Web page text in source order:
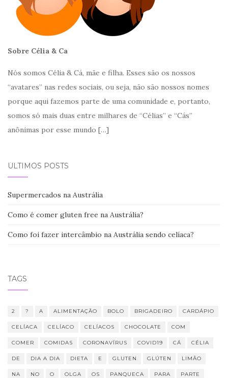
Sobre Célia & Ca
Nós somos Célia & Cá, mãe e filha. Esses são os nossos
“avatares” nas redes sociais, ou seja, não são nossos nomes
porque aqui fazemos parte de uma comunidade e, portanto,
somos só mais duas entre milhares de “Célias” e “Cás”
anônimas por esse mundo […]
ÚLTIMOS POSTS
Supermercados na Austrália
Como é comer gluten free na Austrália?
Como foi fazer intercâmbio na Austrália sendo celíaca?
TAGS
2 ? A ALIMENTAÇÃO BOLO BRIGADEIRO CARDÁPIO
CELÍACA CELÍACO CELÍACOS CHOCOLATE COM
COMER COMIDAS CORONAVÍRUS COVID19 CÁ CÉLIA
DE DIA A DIA DIETA E GLUTEN GLÚTEN LIMÃO
NA NO O OLGA OS PANQUECA PARA PARTE